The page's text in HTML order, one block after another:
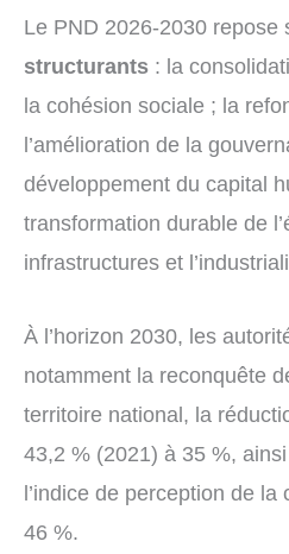
Le PND 2026-2030 repose
structurants : la
la cohésion sociale ; la
l’amélioration de la
développement du capital
transformation durable de
infrastructures et
À l’horizon 2030, les
notamment la reconquête
territoire national, la
43,2 % (2021) à 35 %,
l’indice de perception de
46 %.